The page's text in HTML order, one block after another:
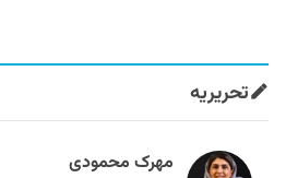
تحریریه
مهرک محمودی